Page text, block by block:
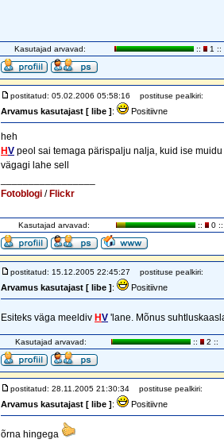
Kasutajad arvavad: :: 1 ::
postitatud: 05.02.2006 05:58:16 postituse pealkiri:
Arvamus kasutajast [ libe ]: Positiivne
heh
HV peol sai temaga pärispalju nalja, kuid ise muidu
vägagi lahe sell
Fotoblogi / Flickr
Kasutajad arvavad: :: 0 ::
postitatud: 15.12.2005 22:45:27 postituse pealkiri:
Arvamus kasutajast [ libe ]: Positiivne
Esiteks väga meeldiv HV 'lane. Mõnus
Kasutajad arvavad: :: 2 ::
postitatud: 28.11.2005 21:30:34 postituse pealkiri:
Arvamus kasutajast [ libe ]: Positiivne
õrna hingega